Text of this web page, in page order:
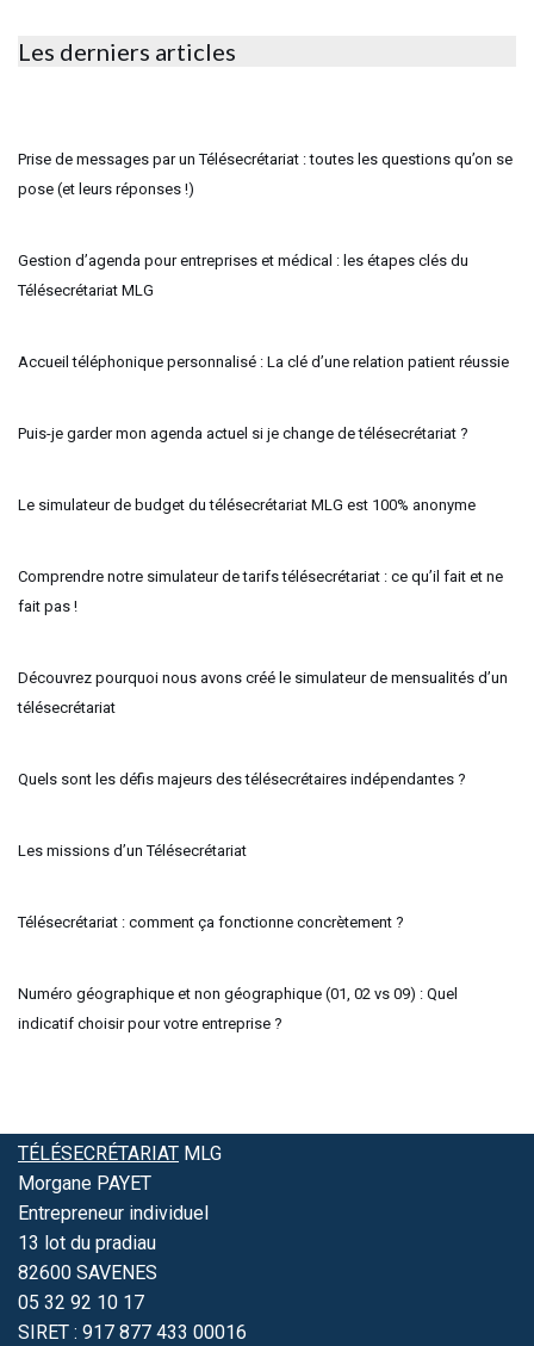
Les derniers articles
Prise de messages par un Télésecrétariat : toutes les questions qu’on se
pose (et leurs réponses !)
Gestion d’agenda pour entreprises et médical : les étapes clés du
Télésecrétariat MLG
Accueil téléphonique personnalisé : La clé d’une relation patient réussie
Puis-je garder mon agenda actuel si je change de télésecrétariat ?
Le simulateur de budget du télésecrétariat MLG est 100% anonyme
Comprendre notre simulateur de tarifs télésecrétariat : ce qu’il fait et ne
fait pas !
Découvrez pourquoi nous avons créé le simulateur de mensualités d’un
télésecrétariat
Quels sont les défis majeurs des télésecrétaires indépendantes ?
Les missions d’un Télésecrétariat
Télésecrétariat : comment ça fonctionne concrètement ?
Numéro géographique et non géographique (01, 02 vs 09) : Quel
indicatif choisir pour votre entreprise ?
TÉLÉSECRÉTARIAT MLG
Morgane PAYET
Entrepreneur individuel
13 lot du pradiau
82600 SAVENES
05 32 92 10 17
SIRET : 917 877 433 00016